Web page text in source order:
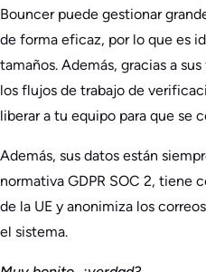
Bouncer puede gestionar
de forma eficaz, por lo que es
tamaños. Además, gracias a
los flujos de trabajo de
liberar a tu equipo para que se
Además, sus datos están
normativa GDPR SOC 2, tiene
de la UE y anonimiza los
el sistema.